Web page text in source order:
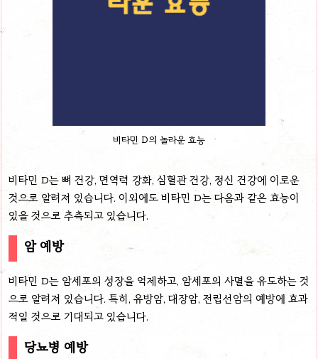
비타민 D의 놀라운 효능
비타민 D는 뼈 건강, 면역력 강화, 심혈관 건강, 정신 건강에 이로운
것으로 알려져 있습니다. 이외에도 비타민 D는 다음과 같은 효능이
있을 것으로 추측되고 있습니다.
암 예방
비타민 D는 암세포의 성장을 억제하고, 암세포의 사멸을 유도하는 것
으로 알려져 있습니다. 특히, 유방암, 대장암, 전립선암의 예방에 효과
적일 것으로 기대되고 있습니다.
당뇨병 예방